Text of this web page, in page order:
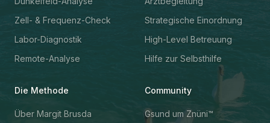
Zell- & Frequenz-Check
Labor-Diagnostik
Remote-Analyse
Strategische Einordnung
High-Level Betreuung
Hilfe zur Selbsthilfe
Die Methode
Über Margit Brusda
Community
Gsund um Znüni™